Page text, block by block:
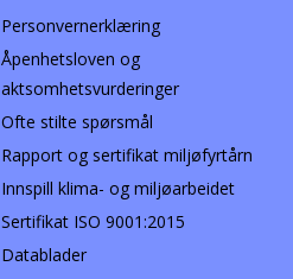
Personvernerklæring
Åpenhetsloven og
aktsomhetsvurderinger
Ofte stilte spørsmål
Rapport og sertifikat miljøfyrtårn
Innspill klima- og miljøarbeidet
Sertifikat ISO 9001:2015
Datablader